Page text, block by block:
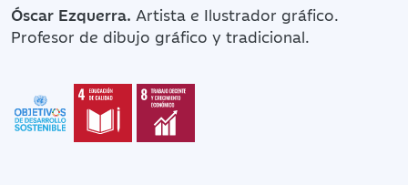
Óscar Ezquerra. Artista e Ilustrador gráfico.
Profesor de dibujo gráfico y tradicional.